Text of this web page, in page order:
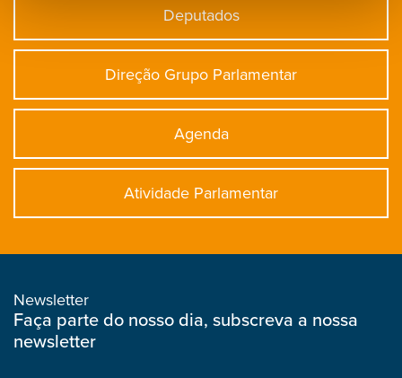
Deputados
Direção Grupo Parlamentar
Agenda
Atividade Parlamentar
Newsletter
Faça parte do nosso dia, subscreva a nossa
newsletter